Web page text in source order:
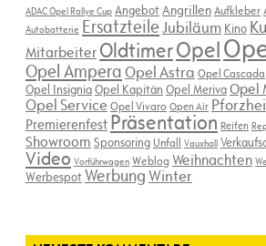
ADAC Opel Rallye Cup AngebotAngrillenAufkleber
Autobatterie ErsatzteileJubiläum Kino
Mitarbeiter OldtimerOpel
Opel AmperaOpel Astra Opel Cascada
Opel InsigniaOpel Kapitän Opel MerivaOpel
Opel ServiceOpel Vivaro Open Air
Premierenfest Präsentation Reifen
Showroom Sponsoring Unfall Vauxhall
Video Vorführwagen Weblog Weihnachten
WerbespotWerbungWinter